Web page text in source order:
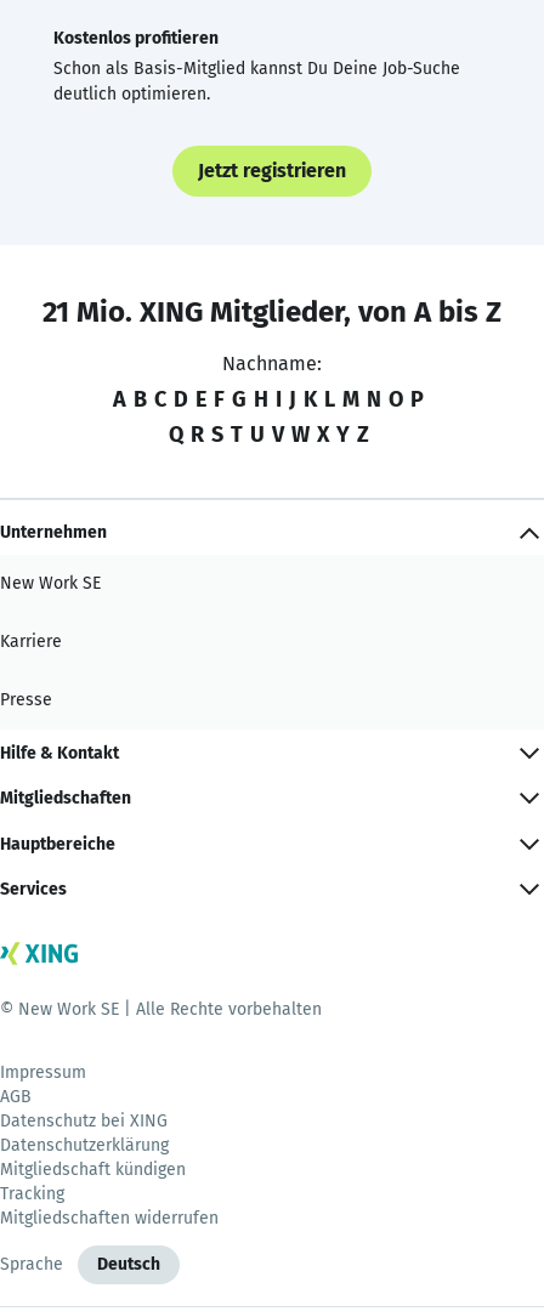
Kostenlos profitieren
Schon als Basis-Mitglied kannst Du Deine Job-Suche
deutlich optimieren.
Jetzt registrieren
21 Mio. XING Mitglieder, von A bis Z
Nachname:
A B C D E F G H I J K L M N O P
Q R S T U V W X Y Z
Unternehmen
New Work SE
Karriere
Presse
Hilfe & Kontakt
Mitgliedschaften
Hauptbereiche
Services
© New Work SE | Alle Rechte vorbehalten
Impressum
AGB
Datenschutz bei XING
Datenschutzerklärung
Mitgliedschaft kündigen
Tracking
Mitgliedschaften widerrufen
Sprache Deutsch